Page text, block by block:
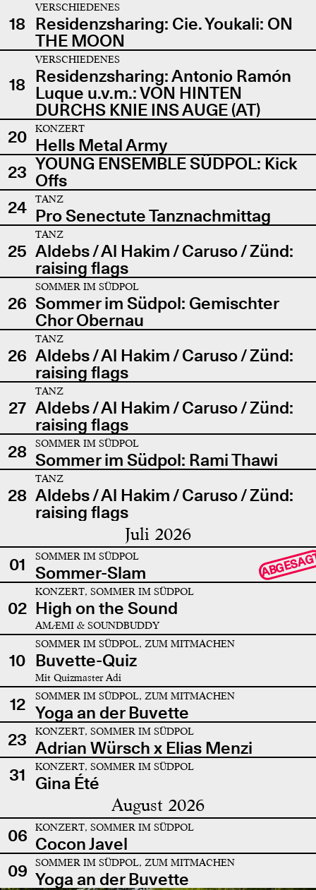
18
VERSCHIEDENES
Residenzsharing: Cie. Youkali: ON
THE MOON
18
VERSCHIEDENES
Residenzsharing: Antonio Ramón
Luque u.v.m.: VON HINTEN
DURCHS KNIE INS AUGE (AT)
20
KONZERT
Hells Metal Army
23 YOUNG ENSEMBLE SÜDPOL: Kick
Offs
24
TANZ
Pro Senectute Tanznachmittag
25
TANZ
Aldebs / Al Hakim / Caruso / Zünd:
raising flags
26
SOMMER IM SÜDPOL
Sommer im Südpol: Gemischter
Chor Obernau
26
TANZ
Aldebs / Al Hakim / Caruso / Zünd:
raising flags
27
TANZ
Aldebs / Al Hakim / Caruso / Zünd:
raising flags
28
SOMMER IM SÜDPOL
Sommer im Südpol: Rami Thawi
28
TANZ
Aldebs / Al Hakim / Caruso / Zünd:
raising flags
Juli 2026
01 SOMMER IM SÜDPOL
Sommer-Slam
02
KONZERT, SOMMER IM SÜDPOL
High on the Sound
AMÆMI & SOUNDBUDDY
10
SOMMER IM SÜDPOL, ZUM MITMACHEN
Buvette-Quiz
Mit Quizmaster Adi
12 SOMMER IM SÜDPOL, ZUM MITMACHEN
Yoga an der Buvette
23
KONZERT, SOMMER IM SÜDPOL
Adrian Würsch x Elias Menzi
31
KONZERT, SOMMER IM SÜDPOL
Gina Été
August 2026
06 KONZERT, SOMMER IM SÜDPOL
Cocon Javel
09
SOMMER IM SÜDPOL, ZUM MITMACHEN
Yoga an der Buvette